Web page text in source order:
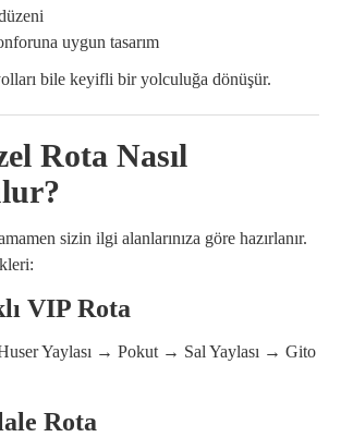
uygun tasarım
bile keyifli bir yolculuğa dönüşür.
Rota Nasıl
sizin ilgi alanlarınıza göre hazırlanır.
VIP Rota
Yaylası → Pokut → Sal Yaylası → Gito
Rota